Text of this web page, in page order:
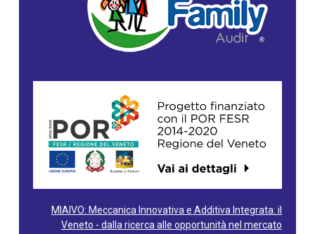
MIAIVO: Meccanica Innovativa e Additiva Integrata: il
Veneto - dalla ricerca alle opportunità nel mercato